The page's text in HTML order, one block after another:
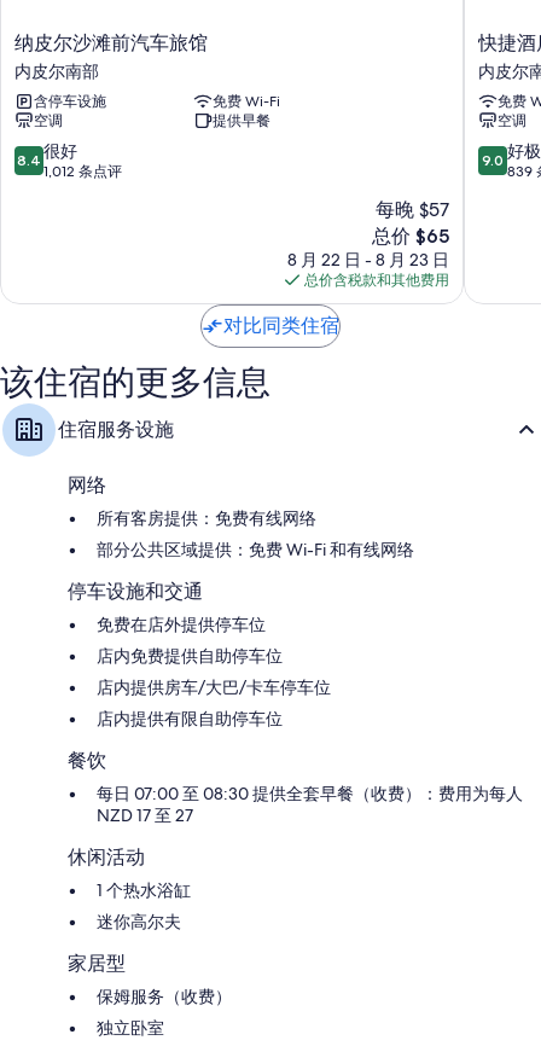
加厚床垫和羽绒被
按摩浴缸、大花洒淋浴喷头和免费洗浴用品
32-英寸液晶电视，带收费电视频道和DVD 播放器
阳台或露台、独立的起居区和独立用餐区
纳
皮
尔
沙
滩
前
汽
尔
纳皮尔沙滩前汽车旅馆
内皮尔南部
含停车设施
免费 Wi-Fi
空调
提供早餐
8.4
分，
1,012
评
8.4 很好
1,012 条点评
每晚 $57
新
价
格
$65
总价 $65
8 月 22 日 - 8 月 23 日
总价含税款和其他费用
快
捷
酒
店
内
皮
尔
快捷酒
内皮尔
免费
空调
9.0
分，
了，
9.0 好
839
对比同类住宿
该住宿的更多信息
住宿服务设施
网络
所有客房提供：免费有线网络
部分公共区域提供：免费 Wi-Fi 和有线网络
停车设施和交通
免费在店外提供停车位
店内免费提供自助停车位
店内提供房车/大巴/卡车停车位
店内提供有限自助停车位
餐饮
每日 07:00 至 08:30 提供全套早餐（收费）：费用为每人
NZD 17 至 27
休闲活动
1 个热水浴缸
迷你高尔夫
家居型
保姆服务（收费）
独立卧室